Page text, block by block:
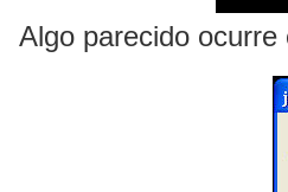
Algo parecido ocurre